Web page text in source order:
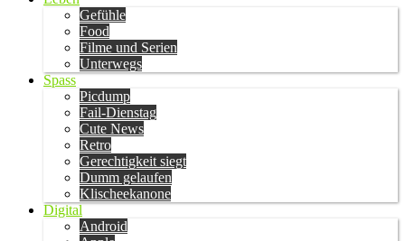
Gefühle
Food
Filme und Serien
Unterwegs
Spass
Picdump
Fail-Dienstag
Cute News
Retro
Gerechtigkeit siegt
Dumm gelaufen
Klischeekanone
Digital
Android